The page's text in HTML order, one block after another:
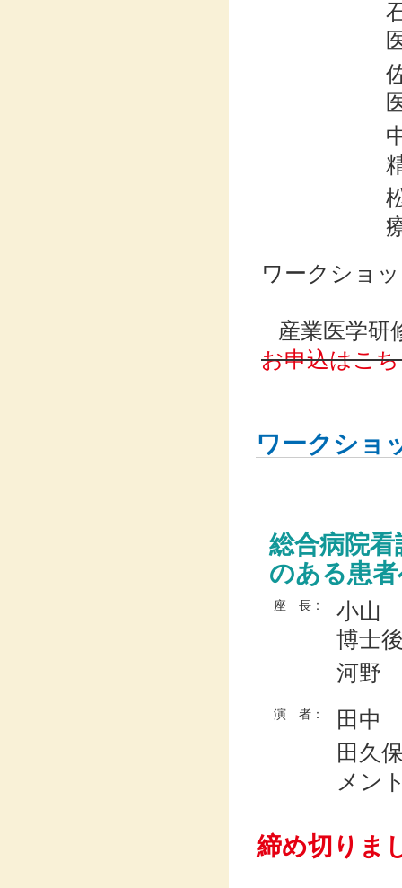
ワークショ
産業医学研
お申込はこ
ワークショ
総合病院
のある患
座 長：
小山
博士
河野
演 者：
田中
田久
メン
締め切りま